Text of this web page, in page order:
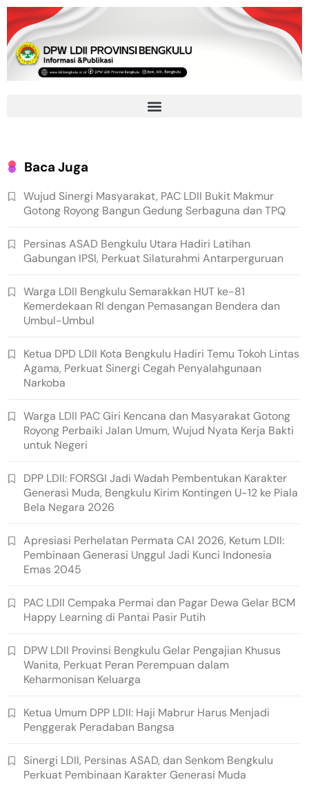
Baca Juga
Wujud Sinergi Masyarakat, PAC LDII Bukit Makmur
Gotong Royong Bangun Gedung Serbaguna dan TPQ
Persinas ASAD Bengkulu Utara Hadiri Latihan
Gabungan IPSI, Perkuat Silaturahmi Antarperguruan
Warga LDII Bengkulu Semarakkan HUT ke-81
Kemerdekaan RI dengan Pemasangan Bendera dan
Umbul-Umbul
Ketua DPD LDII Kota Bengkulu Hadiri Temu Tokoh Lintas
Agama, Perkuat Sinergi Cegah Penyalahgunaan
Narkoba
Warga LDII PAC Giri Kencana dan Masyarakat Gotong
Royong Perbaiki Jalan Umum, Wujud Nyata Kerja Bakti
untuk Negeri
DPP LDII: FORSGI Jadi Wadah Pembentukan Karakter
Generasi Muda, Bengkulu Kirim Kontingen U-12 ke Piala
Bela Negara 2026
Apresiasi Perhelatan Permata CAI 2026, Ketum LDII:
Pembinaan Generasi Unggul Jadi Kunci Indonesia
Emas 2045
PAC LDII Cempaka Permai dan Pagar Dewa Gelar BCM
Happy Learning di Pantai Pasir Putih
DPW LDII Provinsi Bengkulu Gelar Pengajian Khusus
Wanita, Perkuat Peran Perempuan dalam
Keharmonisan Keluarga
Ketua Umum DPP LDII: Haji Mabrur Harus Menjadi
Penggerak Peradaban Bangsa
Sinergi LDII, Persinas ASAD, dan Senkom Bengkulu
Perkuat Pembinaan Karakter Generasi Muda